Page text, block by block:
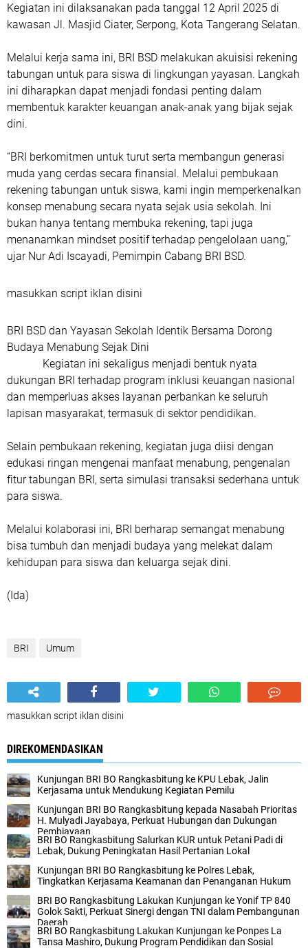
Kegiatan ini dilaksanakan pada tanggal 12 April 2025 di
kawasan Jl. Masjid Ciater, Serpong, Kota Tangerang Selatan.
Melalui kerja sama ini, BRI BSD melakukan akuisisi rekening
tabungan untuk para siswa di lingkungan yayasan. Langkah
ini diharapkan dapat menjadi fondasi penting dalam
membentuk karakter keuangan anak-anak yang bijak sejak
dini.
“BRI berkomitmen untuk turut serta membangun generasi
muda yang cerdas secara finansial. Melalui pembukaan
rekening tabungan untuk siswa, kami ingin memperkenalkan
konsep menabung secara nyata sejak usia sekolah. Ini
bukan hanya tentang membuka rekening, tapi juga
menanamkan mindset positif terhadap pengelolaan uang,”
ujar Nur Adi Iscayadi, Pemimpin Cabang BRI BSD.
masukkan script iklan disini
BRI BSD dan Yayasan Sekolah Identik Bersama Dorong
Budaya Menabung Sejak Dini
Kegiatan ini sekaligus menjadi bentuk nyata
dukungan BRI terhadap program inklusi keuangan nasional
dan memperluas akses layanan perbankan ke seluruh
lapisan masyarakat, termasuk di sektor pendidikan.
Selain pembukaan rekening, kegiatan juga diisi dengan
edukasi ringan mengenai manfaat menabung, pengenalan
fitur tabungan BRI, serta simulasi transaksi sederhana untuk
para siswa.
Melalui kolaborasi ini, BRI berharap semangat menabung
bisa tumbuh dan menjadi budaya yang melekat dalam
kehidupan para siswa dan keluarga sejak dini.
(Ida)
BRI Umum
masukkan script iklan disini
DIREKOMENDASIKAN
Kunjungan BRI BO Rangkasbitung ke KPU Lebak, Jalin
Kerjasama untuk Mendukung Kegiatan Pemilu
Kunjungan BRI BO Rangkasbitung kepada Nasabah Prioritas
H. Mulyadi Jayabaya, Perkuat Hubungan dan Dukungan
Pembiayaan
BRI BO Rangkasbitung Salurkan KUR untuk Petani Padi di
Lebak, Dukung Peningkatan Hasil Pertanian Lokal
Kunjungan BRI BO Rangkasbitung ke Polres Lebak,
Tingkatkan Kerjasama Keamanan dan Penanganan Hukum
BRI BO Rangkasbitung Lakukan Kunjungan ke Yonif TP 840
Golok Sakti, Perkuat Sinergi dengan TNI dalam Pembangunan
Daerah
BRI BO Rangkasbitung Lakukan Kunjungan ke Ponpes La
Tansa Mashiro, Dukung Program Pendidikan dan Sosial